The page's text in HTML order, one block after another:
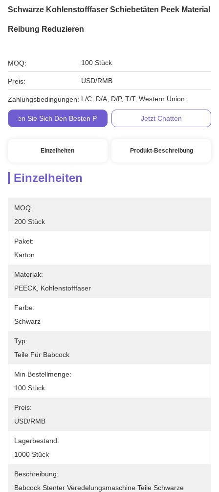
Schwarze Kohlenstofffaser Schiebetäten Peek Material
Reibung Reduzieren
MOQ: 100 Stück
Preis: USD/RMB
Zahlungsbedingungen: L/C, D/A, D/P, T/T, Western Union
Holen Sie Sich Den Besten Preis Jetzt Chatten
Einzelheiten Produkt-Beschreibung
Einzelheiten
MOQ:
200 Stück
Paket:
Karton
Materiak:
PEECK, Kohlenstofffaser
Farbe:
Schwarz
Typ:
Teile Für Babcock
Min Bestellmenge:
100 Stück
Preis:
USD/RMB
Lagerbestand:
1000 Stück
Beschreibung:
Babcock Stenter Veredelungsmaschine Teile Schwarze